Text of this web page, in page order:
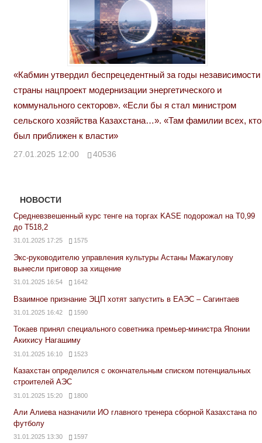
«Кабмин утвердил беспрецедентный за годы независимости
страны нацпроект модернизации энергетического и
коммунального секторов». «Если бы я стал министром
сельского хозяйства Казахстана…». «Там фамилии всех, кто
был приближен к власти»
27.01.2025 12:00 40536
НОВОСТИ
Средневзвешенный курс тенге на торгах KASE подорожал на Т0,99
до Т518,2
31.01.2025 17:25 1575
Экс-руководителю управления культуры Астаны Мажагулову
вынесли приговор за хищение
31.01.2025 16:54 1642
Взаимное признание ЭЦП хотят запустить в ЕАЭС – Сагинтаев
31.01.2025 16:42 1590
Токаев принял специального советника премьер-министра Японии
Акихису Нагашиму
31.01.2025 16:10 1523
Казахстан определился с окончательным списком потенциальных
строителей АЭС
31.01.2025 15:20 1800
Али Алиева назначили ИО главного тренера сборной Казахстана по
футболу
31.01.2025 13:30 1597